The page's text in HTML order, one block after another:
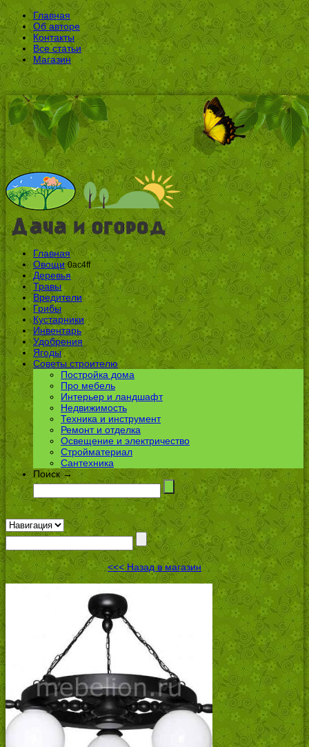
Главная
Об авторе
Контакты
Все статьи
Магазин
Главная
Овощи 0ac4ff
Деревья
Травы
Вредители
Грибы
Кустарники
Инвентарь
Удобрения
Ягоды
Советы строителю
Постройка дома
Про мебель
Интерьер и ландшафт
Недвижимость
Техника и инструмент
Ремонт и отделка
Освещение и электричество
Стройматериал
Сантехника
Поиск →
<<< Назад в магазин